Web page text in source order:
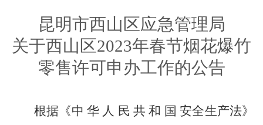
昆明市西山区应急管理局
关于西山区2023年春节烟花爆竹
零售许可申办工作的公告
根据《中 华 人 民 共 和 国 安全生产法》